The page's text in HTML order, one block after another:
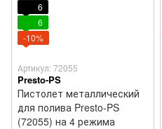
6
6
-10%
Артикул: 72055
Presto-PS
Пистолет металлический
для полива Presto-PS
(72055) на 4 режима